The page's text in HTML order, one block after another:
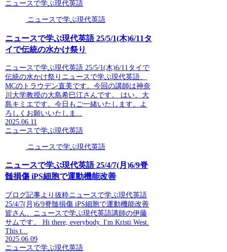
ニュースで学ぶ現代英語
ニュースで学ぶ現代英語
ニュースで学ぶ現代英語 25/5/1(木)6/11タ
イで伝統の水かけ祭り
ニュースで学ぶ現代英語 25/5/1(木)6/11タイで
伝統の水かけ祭りニュースで学ぶ現代英語、
MCのトラウデン直美です。今回の講師は神奈
川大学教授の大島希巳江さんです。 はい、大
島キミエです。今日もご一緒いたします。よ
ろしくお願いいたしま...
2025.06.11
ニュースで学ぶ現代英語
ニュースで学ぶ現代英語
ニュースで学ぶ現代英語 25/4/7(月)6/9脊
髄損傷 iPS細胞で運動機能改善
ブログ記事より抜粋ニュースで学ぶ現代英語
25/4/7(月)6/9脊髄損傷 iPS細胞で運動機能改善
皆さん、ニュースで学ぶ現代英語講師の伊藤
サムです。 Hi there, everybody. I'm Kristi West.
This t...
2025.06.09
ニュースで学ぶ現代英語